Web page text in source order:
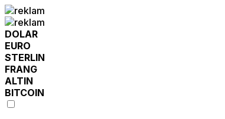
DOLAR
EURO
STERLIN
FRANG
ALTIN
BITCOIN